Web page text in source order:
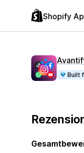
Shopify
Built